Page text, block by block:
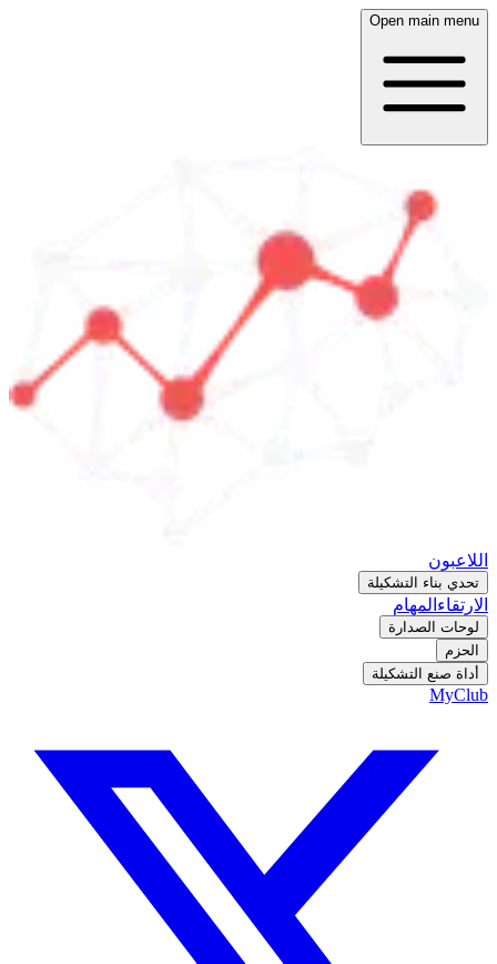
Open main menu
اللاعبون
تحدي بناء التشكيلة
الارتقاء المهام
لوحات الصدارة
الحزم
أداة صنع التشكيلة
MyClub